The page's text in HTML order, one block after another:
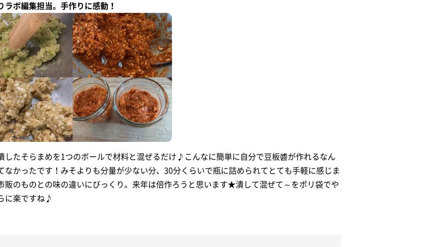
ラボ編集担当。手作りに感動！
したそらまめを1つのボールで材料と混ぜるだけ♪こんなに簡単に自分で豆板醬が作れるなん
なかったです！みそよりも分量が少ない分、30分くらいで瓶に詰められてとても手軽に感じま
販のものとの味の違いにびっくり。来年は倍作ろうと思います★潰して混ぜて～をポリ袋でや
に楽ですね♪